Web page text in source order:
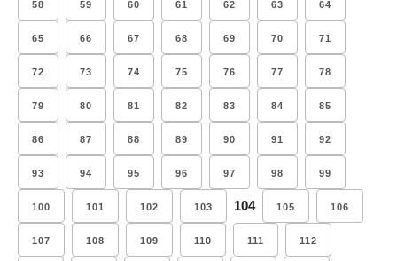
58 59 60 61 62 63 64
65 66 67 68 69 70 71
72 73 74 75 76 77 78
79 80 81 82 83 84 85
86 87 88 89 90 91 92
93 94 95 96 97 98 99
100 101 102 103 104 105 106
107 108 109 110 111 112